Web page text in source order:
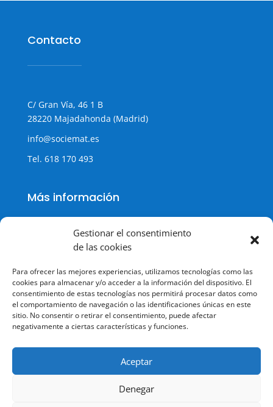
Gestionar el consentimiento
de las cookies
Para ofrecer las mejores experiencias, utilizamos tecnologías como las
cookies para almacenar y/o acceder a la información del dispositivo. El
consentimiento de estas tecnologías nos permitirá procesar datos como
el comportamiento de navegación o las identificaciones únicas en este
sitio. No consentir o retirar el consentimiento, puede afectar
negativamente a ciertas características y funciones.
Aceptar
Denegar
Contacto
C/ Gran Vía, 46 1 B
28220 Majadahonda (Madrid)
info@sociemat.es
Tel. 618 170 493
Más información
Política de Privacidad
Aviso legal
Terminos y condiciones
© Todos los derechos reservados.